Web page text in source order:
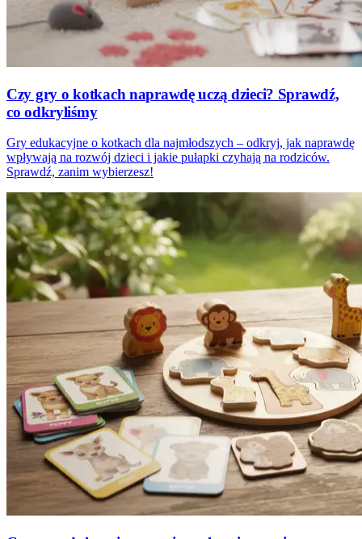
Czy gry o kotkach naprawdę uczą dzieci? Sprawdź,
co odkryliśmy
Gry edukacyjne o kotkach dla najmłodszych – odkryj, jak naprawdę
wpływają na rozwój dzieci i jakie pułapki czyhają na rodziców.
Sprawdź, zanim wybierzesz!